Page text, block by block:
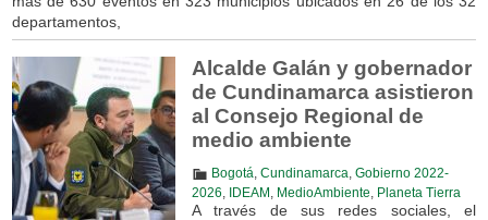
departamentos,
Alcalde Galán y gobernador
de Cundinamarca asistieron
al Consejo Regional de
medio ambiente
Bogotá Cundinamarca Gobierno 2022-
2026
IDEAM MedioAmbiente Planeta Tierra
A través de sus redes sociales, el